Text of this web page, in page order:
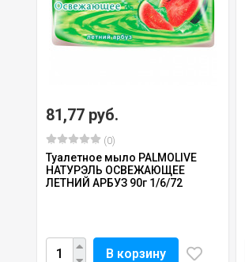
81,77 руб.
(0)
Туалетное мыло PALMOLIVE
НАТУРЭЛЬ ОСВЕЖАЮЩЕЕ
ЛЕТНИЙ АРБУЗ 90г 1/6/72
В корзину